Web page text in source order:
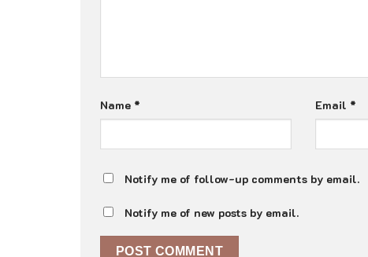
Name * Email *
Notify me of follow-up comments by email.
Notify me of new posts by email.